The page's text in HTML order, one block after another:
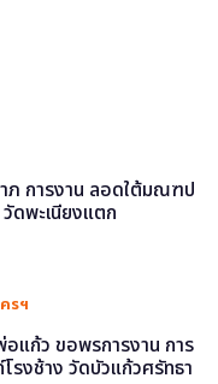
ภ การงาน ลอดใต้มณฑป
ดพะเนียงแตก
รฯ
แก้ว ขอพรการงาน การ
โรงช้าง วัดบัวแก้วศรัทธา